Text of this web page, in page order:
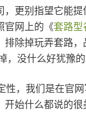
，更别指望它能
官网上的《套路型
排除掉玩弄套路
，没什么好犹豫的
性，我们是在官
开始什么都说的